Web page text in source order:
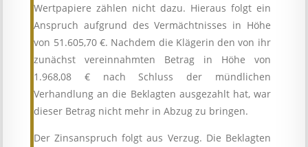
Wertpapiere zählen nicht dazu. Hieraus folgt ein
Anspruch aufgrund des Vermächtnisses in Höhe
von 51.605,70 €. Nachdem die Klägerin den von ihr
zunächst vereinnahmten Betrag in Höhe von
1.968,08 € nach Schluss der mündlichen
Verhandlung an die Beklagten ausgezahlt hat, war
dieser Betrag nicht mehr in Abzug zu bringen.
Der Zinsanspruch folgt aus Verzug. Die Beklagten